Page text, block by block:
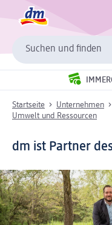
Suchen und finden
Startseite Unternehmen
Umwelt und Ressourcen
dm ist Partner